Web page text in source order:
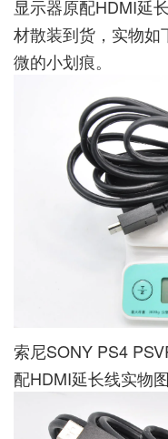
显示器原配HDMI延
材散装到货，实物如
微的小划痕。
索尼SONY PS4
配HDMI延长线实物图